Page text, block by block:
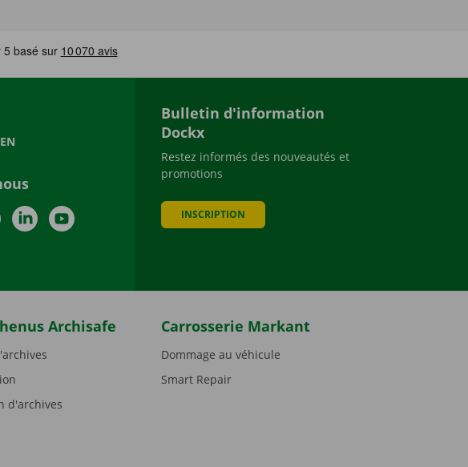
EN
InstagramLinkedInYouTube
Bulletin d'information
Dockx
Restez informés des nouveautés et
promotions
INSCRIPTION
Archisafe
d'archives
Carrosserie Markant
Dommage au véhicule
Smart Repair